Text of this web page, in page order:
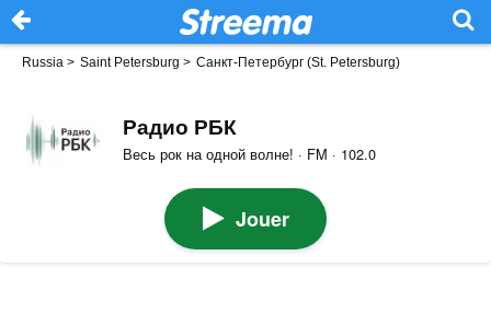
Russia > Saint Petersburg > Санкт-Петербург (St. Petersburg)
Радио РБК
Весь рок на одной волне! · FM · 102.0
Jouer